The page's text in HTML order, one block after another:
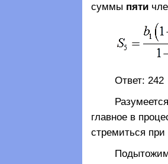
суммы пяти
Ответ: 242
Разумеется,
главное в
стремиться
Подытожим